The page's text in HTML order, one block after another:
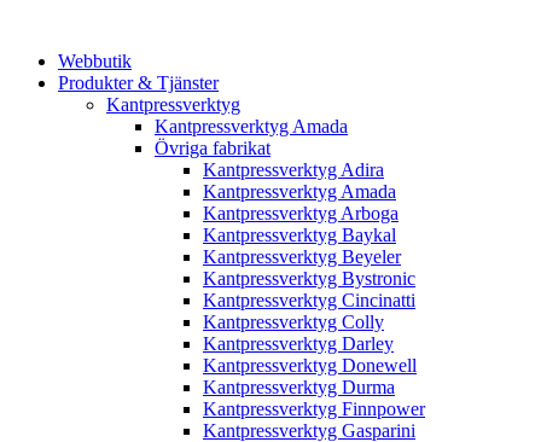
Webbutik
Produkter & Tjänster
Kantpressverktyg
Kantpressverktyg Amada
Övriga fabrikat
Kantpressverktyg Adira
Kantpressverktyg Amada
Kantpressverktyg Arboga
Kantpressverktyg Baykal
Kantpressverktyg Beyeler
Kantpressverktyg Bystronic
Kantpressverktyg Cincinatti
Kantpressverktyg Colly
Kantpressverktyg Darley
Kantpressverktyg Donewell
Kantpressverktyg Durma
Kantpressverktyg Finnpower
Kantpressverktyg Gasparini